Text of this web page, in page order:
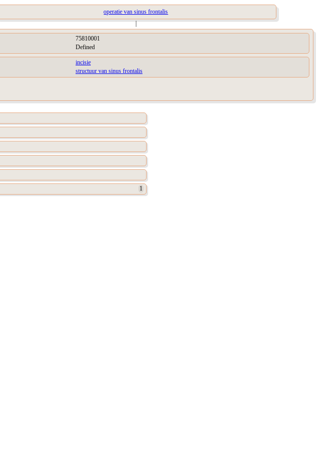
operatie van sinus frontalis
|
75810001
Defined
incisie
structuur van sinus frontalis
1